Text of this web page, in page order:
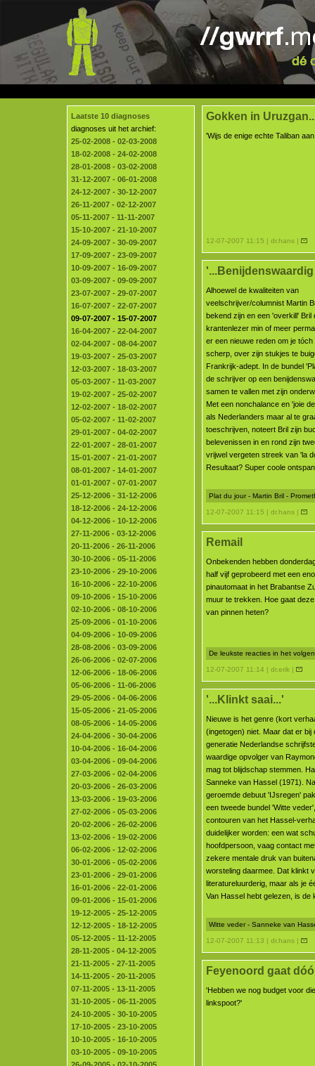
Laatste 10 diagnoses
diagnoses uit het archief:
25-02-2008 - 02-03-2008
18-02-2008 - 24-02-2008
28-01-2008 - 03-02-2008
31-12-2007 - 06-01-2008
24-12-2007 - 30-12-2007
26-11-2007 - 02-12-2007
05-11-2007 - 11-11-2007
15-10-2007 - 21-10-2007
24-09-2007 - 30-09-2007
17-09-2007 - 23-09-2007
10-09-2007 - 16-09-2007
03-09-2007 - 09-09-2007
23-07-2007 - 29-07-2007
16-07-2007 - 22-07-2007
09-07-2007 - 15-07-2007
16-04-2007 - 22-04-2007
02-04-2007 - 08-04-2007
19-03-2007 - 25-03-2007
12-03-2007 - 18-03-2007
05-03-2007 - 11-03-2007
19-02-2007 - 25-02-2007
12-02-2007 - 18-02-2007
05-02-2007 - 11-02-2007
29-01-2007 - 04-02-2007
22-01-2007 - 28-01-2007
15-01-2007 - 21-01-2007
08-01-2007 - 14-01-2007
01-01-2007 - 07-01-2007
25-12-2006 - 31-12-2006
18-12-2006 - 24-12-2006
04-12-2006 - 10-12-2006
27-11-2006 - 03-12-2006
20-11-2006 - 26-11-2006
30-10-2006 - 05-11-2006
23-10-2006 - 29-10-2006
16-10-2006 - 22-10-2006
09-10-2006 - 15-10-2006
02-10-2006 - 08-10-2006
25-09-2006 - 01-10-2006
04-09-2006 - 10-09-2006
28-08-2006 - 03-09-2006
26-06-2006 - 02-07-2006
12-06-2006 - 18-06-2006
05-06-2006 - 11-06-2006
29-05-2006 - 04-06-2006
15-05-2006 - 21-05-2006
08-05-2006 - 14-05-2006
24-04-2006 - 30-04-2006
10-04-2006 - 16-04-2006
03-04-2006 - 09-04-2006
27-03-2006 - 02-04-2006
20-03-2006 - 26-03-2006
13-03-2006 - 19-03-2006
27-02-2006 - 05-03-2006
20-02-2006 - 26-02-2006
13-02-2006 - 19-02-2006
06-02-2006 - 12-02-2006
30-01-2006 - 05-02-2006
23-01-2006 - 29-01-2006
16-01-2006 - 22-01-2006
09-01-2006 - 15-01-2006
19-12-2005 - 25-12-2005
12-12-2005 - 18-12-2005
05-12-2005 - 11-12-2005
28-11-2005 - 04-12-2005
21-11-2005 - 27-11-2005
14-11-2005 - 20-11-2005
07-11-2005 - 13-11-2005
31-10-2005 - 06-11-2005
24-10-2005 - 30-10-2005
17-10-2005 - 23-10-2005
10-10-2005 - 16-10-2005
03-10-2005 - 09-10-2005
Gokken in
'Wijs de enige echte Taliban
12-07-2007 11:15 | dr.hans |
Alhoewel de kwaliteiten van
veelschrijver/columnist Martin
bekend zijn en een 'overkill' Bril
krantenlezer min of meer
er een nieuwe reden om je
scherp, over zijn stukjes te
Frankrijk-adept. In de bundel
de schrijver op een
samen te vallen met zijn
Met een nonchalance en 'joie
als Nederlanders maar al te
toeschrijven, noteert Bril zijn
belevenissen in en rond zijn
vrijwel vergeten streek van 'la
Resultaat? Super coole
Plat du jour - Martin Bril -
12-07-2007 11:15 | dr.hans |
Remail
Onbekenden hebben
half vijf geprobeerd met een
pinautomaat in het Brabantse
muur te trekken. Hoe gaat
van pinnen heten?
De leukste reacties in het
12-07-2007 11:14 | dr.erik |
'...Klinkt saai...'
Nieuwe is het genre (kort
(ingetogen) niet. Maar dat er bij
generatie Nederlandse
waardige opvolger van
mag tot blijdschap stemmen.
Sanneke van Hassel (1971).
geroemde debuut 'IJsregen'
een tweede bundel 'Witte
contouren van het Hassel-
duidelijker worden: een wat
hoofdpersoon, vaag contact
zekere mentale druk van
worsteling daarmee. Dat klinkt
literatureluurderig, maar als je
Van Hassel hebt gelezen, is
Witte veder - Sanneke van
12-07-2007 11:13 | dr.hans |
Feyenoord gaat
'Hebben we nog budget voor
linkspoot?'